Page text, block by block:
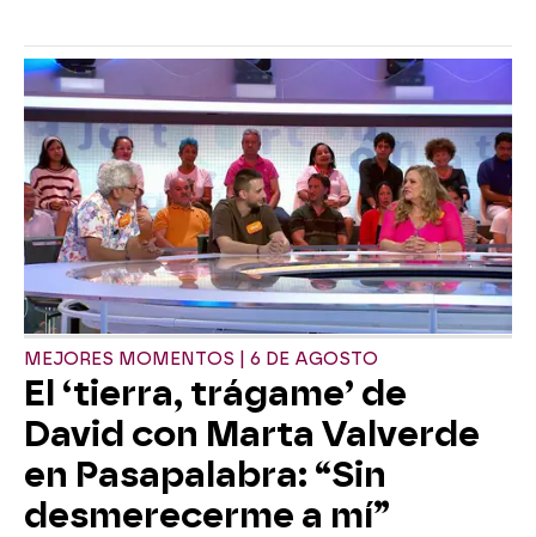
MEJORES MOMENTOS | 6 DE AGOSTO
El ‘tierra, trágame’ de
David con Marta Valverde
en Pasapalabra: “Sin
desmerecerme a mí”